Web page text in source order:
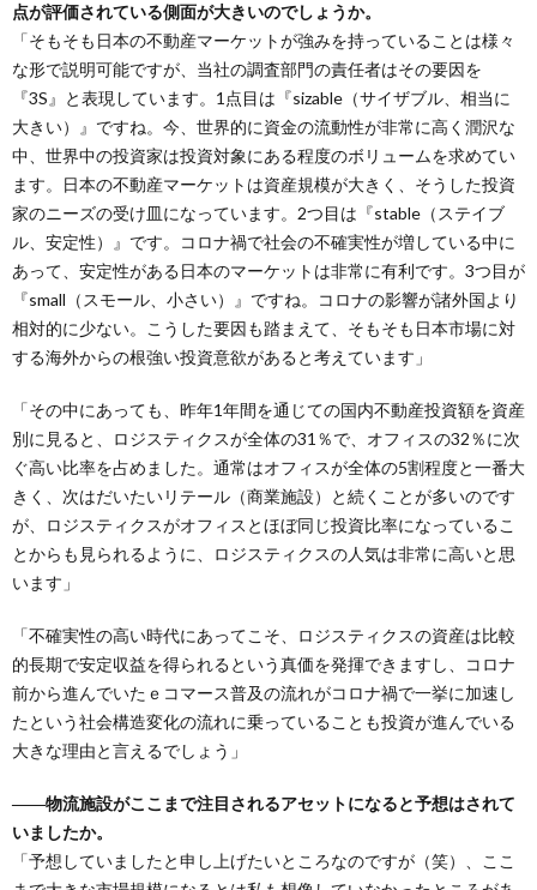
点が評価されている側面が大きいのでしょうか。
「そもそも日本の不動産マーケットが強みを持っていることは様々
な形で説明可能ですが、当社の調査部門の責任者はその要因を
『3S』と表現しています。1点目は『sizable（サイザブル、相当に
大きい）』ですね。今、世界的に資金の流動性が非常に高く潤沢な
中、世界中の投資家は投資対象にある程度のボリュームを求めてい
ます。日本の不動産マーケットは資産規模が大きく、そうした投資
家のニーズの受け皿になっています。2つ目は『stable（ステイブ
ル、安定性）』です。コロナ禍で社会の不確実性が増している中に
あって、安定性がある日本のマーケットは非常に有利です。3つ目が
『small（スモール、小さい）』ですね。コロナの影響が諸外国より
相対的に少ない。こうした要因も踏まえて、そもそも日本市場に対
する海外からの根強い投資意欲があると考えています」
「その中にあっても、昨年1年間を通じての国内不動産投資額を資産
別に見ると、ロジスティクスが全体の31％で、オフィスの32％に次
ぐ高い比率を占めました。通常はオフィスが全体の5割程度と一番大
きく、次はだいたいリテール（商業施設）と続くことが多いのです
が、ロジスティクスがオフィスとほぼ同じ投資比率になっているこ
とからも見られるように、ロジスティクスの人気は非常に高いと思
います」
「不確実性の高い時代にあってこそ、ロジスティクスの資産は比較
的長期で安定収益を得られるという真価を発揮できますし、コロナ
前から進んでいたｅコマース普及の流れがコロナ禍で一挙に加速し
たという社会構造変化の流れに乗っていることも投資が進んでいる
大きな理由と言えるでしょう」
――物流施設がここまで注目されるアセットになると予想はされて
いましたか。
「予想していましたと申し上げたいところなのですが（笑）、ここ